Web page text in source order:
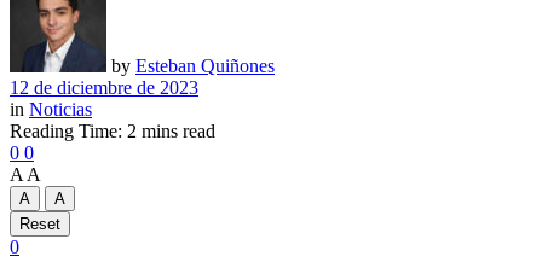
by Esteban Quiñones
12 de diciembre de 2023
in Noticias
Reading Time: 2 mins read
0 0
A A
A
A
Reset
0